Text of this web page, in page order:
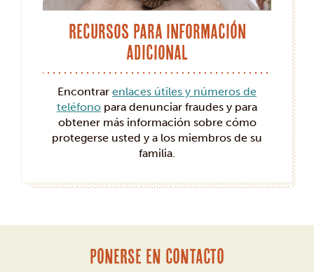
Recursos para información
adicional
Encontrar enlaces útiles y números de
teléfono para denunciar fraudes y para
obtener más información sobre cómo
protegerse usted y a los miembros de su
familia.
PONERSE EN CONTACTO